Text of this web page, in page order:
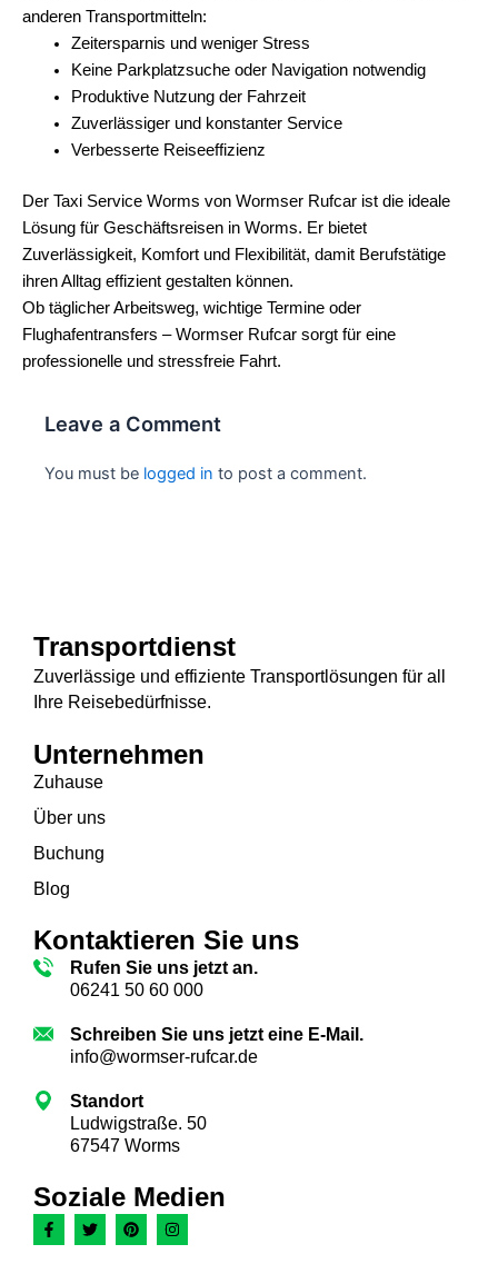
anderen Transportmitteln:
Zeitersparnis und weniger Stress
Keine Parkplatzsuche oder Navigation notwendig
Produktive Nutzung der Fahrzeit
Zuverlässiger und konstanter Service
Verbesserte Reiseeffizienz
Der Taxi Service Worms von Wormser Rufcar ist die ideale
Lösung für Geschäftsreisen in Worms. Er bietet
Zuverlässigkeit, Komfort und Flexibilität, damit Berufstätige
ihren Alltag effizient gestalten können.
Ob täglicher Arbeitsweg, wichtige Termine oder
Flughafentransfers – Wormser Rufcar sorgt für eine
professionelle und stressfreie Fahrt.
Leave a Comment
You must be logged in to post a comment.
Transportdienst
Zuverlässige und effiziente Transportlösungen für all
Ihre Reisebedürfnisse.
Unternehmen
Zuhause
Über uns
Buchung
Blog
Kontaktieren Sie uns
Rufen Sie uns jetzt an.
06241 50 60 000
Schreiben Sie uns jetzt eine E-Mail.
info@wormser-rufcar.de
Standort
Ludwigstraße. 50
67547 Worms
Soziale Medien
F
a
c
T
w
i
P
i
n
I
n
s